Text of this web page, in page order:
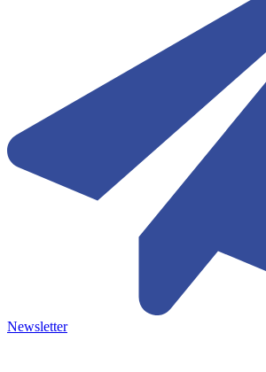
Newsletter